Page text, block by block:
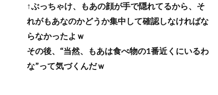
↑ぶっちゃけ、もあの顔が手で隠れてるから、そ
れがもあなのかどうか集中して確認しなければな
らなかったよｗ
その後、“当然、もあは食べ物の1番近くにいるわ
な”って気づくんだｗ